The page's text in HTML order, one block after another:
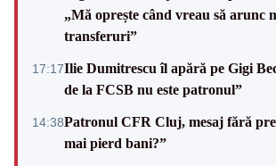
„Mă oprește când vreau să arunc
transferuri”
17:17Ilie Dumitrescu îl apără pe Gigi
de la FCSB nu este patronul”
14:38Patronul CFR Cluj, mesaj fără
mai pierd bani?”